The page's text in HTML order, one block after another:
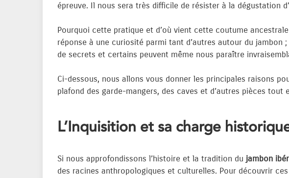
épreuve. Il nous sera très difficile de résister à la dégustation
Pourquoi cette pratique et d’où vient cette coutume
réponse à une curiosité parmi tant d’autres autour du
de secrets et certains peuvent même nous paraître
Ci-dessous, nous allons vous donner les principales raisons
plafond des garde-mangers, des caves et d’autres pièces tout
L’Inquisition et sa charge
Si nous approfondissons l’histoire et la tradition du jambon
des racines anthropologiques et culturelles. Pour découvrir